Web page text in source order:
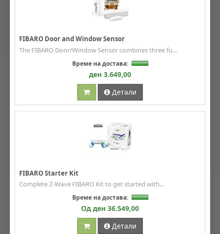
FIBARO Door and Window Sensor
The FIBARO Door/Window Sensor combines three fu...
Време на достава:
ден 3.649,00
Детали
FIBARO Starter Kit
Complete Z-Wave FIBARO Kit to get started with...
Време на достава:
Од ден 36.549,00
Детали